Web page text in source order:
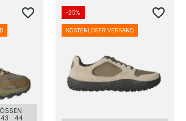
43
44
favorite_border -25%
KOSTENLOSER VERSAND
favorite_border